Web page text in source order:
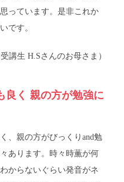
っています。是非これか
です。
受講生 H.Sさんのお母さま）
良く 親の方が勉強に
、親の方がびっくりand勉
あります。時々時薫が何
からないぐらい発音がネ